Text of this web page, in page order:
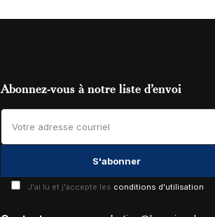
Abonnez-vous à notre liste d’envoi
J'ai lu et j'accepte les conditions d'utilisation